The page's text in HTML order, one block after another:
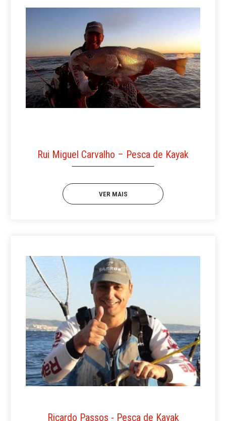
Rui Miguel Carvalho – Pesca de Kayak
VER MAIS
Ricardo Passos - Pesca de Kayak